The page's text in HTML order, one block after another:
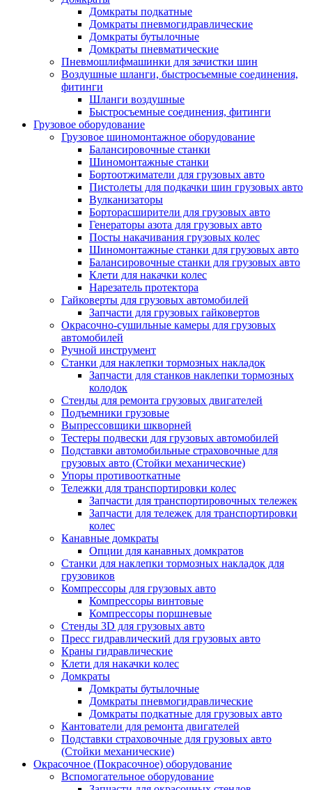
Домкраты подкатные
Домкраты пневмогидравлические
Домкраты бутылочные
Домкраты пневматические
Пневмошлифмашинки для зачистки шин
Воздушные шланги, быстросъемные соединения,
фитинги
Шланги воздушные
Быстросъемные соединения, фитинги
Грузовое оборудование
Грузовое шиномонтажное оборудование
Балансировочные станки
Шиномонтажные станки
Бортоотжиматели для грузовых авто
Пистолеты для подкачки шин грузовых авто
Вулканизаторы
Борторасширители для грузовых авто
Генераторы азота для грузовых авто
Посты накачивания грузовых колес
Шиномонтажные станки для грузовых авто
Балансировочные станки для грузовых авто
Клети для накачки колес
Нарезатель протектора
Гайковерты для грузовых автомобилей
Запчасти для грузовых гайковертов
Окрасочно-сушильные камеры для грузовых
автомобилей
Ручной инструмент
Станки для наклепки тормозных накладок
Запчасти для станков наклепки тормозных
колодок
Стенды для ремонта грузовых двигателей
Подъемники грузовые
Выпрессовщики шкворней
Тестеры подвески для грузовых автомобилей
Подставки автомобильные страховочные для
грузовых авто (Стойки механические)
Упоры противооткатные
Тележки для транспортировки колес
Запчасти для транспортировочных тележек
Запчасти для тележек для транспортировки
колес
Канавные домкраты
Опции для канавных домкратов
Станки для наклепки тормозных накладок для
грузовиков
Компрессоры для грузовых авто
Компрессоры винтовые
Компрессоры поршневые
Стенды 3D для грузовых авто
Пресс гидравлический для грузовых авто
Краны гидравлические
Клети для накачки колес
Домкраты
Домкраты бутылочные
Домкраты пневмогидравлические
Домкраты подкатные для грузовых авто
Кантователи для ремонта двигателей
Подставки страховочные для грузовых авто
(Стойки механические)
Окрасочное (Покрасочное) оборудование
Вспомогательное оборудование